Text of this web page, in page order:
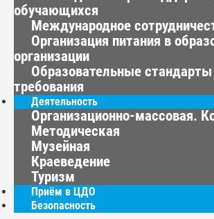
обучающихся
Международное
Организация питания в
организации
Образовательные
требования
Деятельность
Организационно-массовая.
Методическая
Музейная
Краеведение
Туризм
Приём в ЦДО
Безопасность